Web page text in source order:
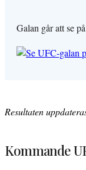
Galan går att se
Resultaten
Kommande